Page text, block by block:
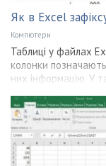
Як в Excel
Компютери
Таблиці у файлах
колонки
них інформацію. У